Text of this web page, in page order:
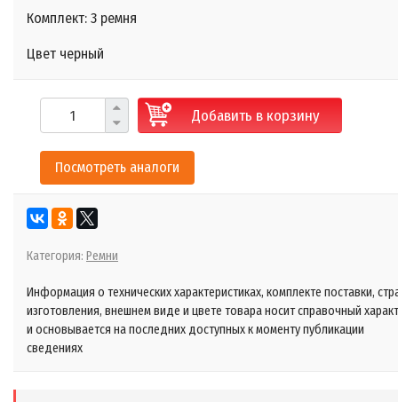
Комплект: 3 ремня
Цвет черный
Добавить в корзину
Посмотреть аналоги
Категория: Ремни
Информация о технических характеристиках, комплекте поставки,
изготовления, внешнем виде и цвете товара носит справочный
и основывается на последних доступных к моменту публикации
сведениях